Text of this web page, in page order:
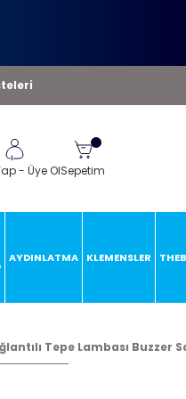
- Üye OlSepetim
AYDINLATMA KLEMENSLER
Tepe Lambası Buzzer